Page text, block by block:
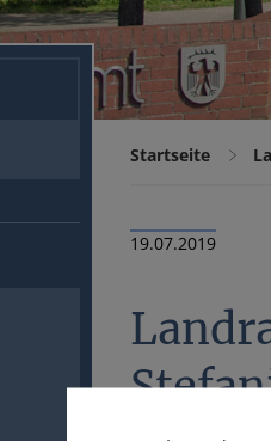
Startseite
19.07.2019